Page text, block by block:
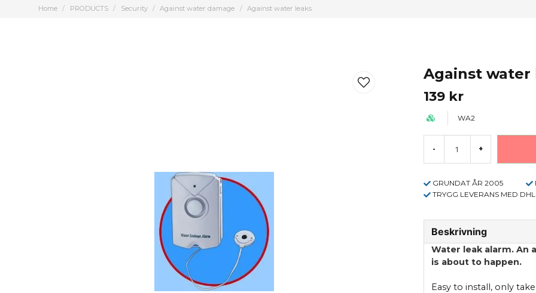
Home PRODUCTS Security Against water damage Against water leaks
Against water
139 kr
WA2
- +
GRUNDAT ÅR 2005
TRYGG LEVERANS MED DHL
Beskrivning
Water leak alarm. An
is about to happen.
Easy to install, only take